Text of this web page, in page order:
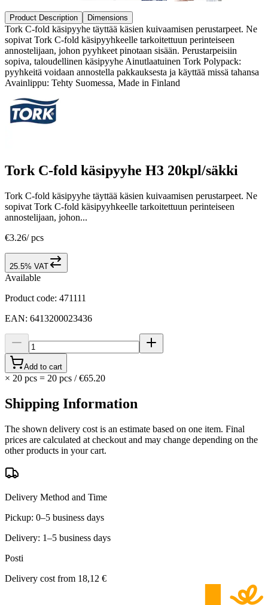
Product Description Dimensions
Tork C-fold käsipyyhe täyttää käsien kuivaamisen perustarpeet. Ne
sopivat Tork C-fold käsipyyhkeelle tarkoitettuun perinteiseen
annostelijaan, johon pyyhkeet pinotaan sisään. Perustarpeisiin
sopiva, taloudellinen käsipyyhe Ainutlaatuinen Tork Polypack:
pyyhkeitä voidaan annostella pakkauksesta ja käyttää missä tahansa
Avainlippu: Tehty Suomessa, Made in Finland
Tork C-fold käsipyyhe H3 20kpl/säkki
Tork C-fold käsipyyhe täyttää käsien kuivaamisen perustarpeet. Ne
sopivat Tork C-fold käsipyyhkeelle tarkoitettuun perinteiseen
annostelijaan, johon...
€3.26/ pcs
25.5% VAT
Available
Product code: 471111
EAN: 6413200023436
Add to cart
× 20 pcs = 20 pcs / €65.20
Shipping Information
The shown delivery cost is an estimate based on one item. Final
prices are calculated at checkout and may change depending on the
other products in your cart.
Delivery Method and Time
Pickup: 0–5 business days
Delivery: 1–5 business days
Posti
Delivery cost from 18,12 €